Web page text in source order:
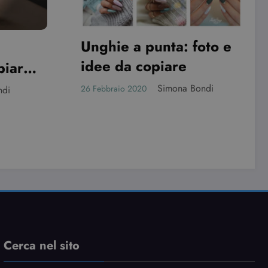
foto e
Bondi
Nail art primavera
estate: idee e spunti da